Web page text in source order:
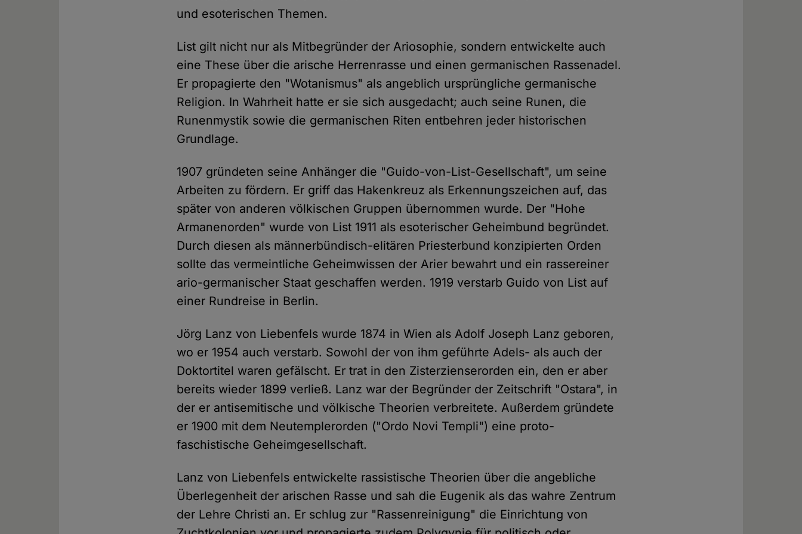
und esoterischen Themen.
List gilt nicht nur als Mitbegründer der Ariosophie, sondern entwickelte auch
eine These über die arische Herrenrasse und einen germanischen Rassenadel.
Er propagierte den "Wotanismus" als angeblich ursprüngliche germanische
Religion. In Wahrheit hatte er sie sich ausgedacht; auch seine Runen, die
Runenmystik sowie die germanischen Riten entbehren jeder historischen
Grundlage.
1907 gründeten seine Anhänger die "Guido-von-List-Gesellschaft", um seine
Arbeiten zu fördern. Er griff das Hakenkreuz als Erkennungszeichen auf, das
später von anderen völkischen Gruppen übernommen wurde. Der "Hohe
Armanenorden" wurde von List 1911 als esoterischer Geheimbund begründet.
Durch diesen als männerbündisch-elitären Priesterbund konzipierten Orden
sollte das vermeintliche Geheimwissen der Arier bewahrt und ein rassereiner
ario-germanischer Staat geschaffen werden. 1919 verstarb Guido von List auf
einer Rundreise in Berlin.
Jörg Lanz von Liebenfels wurde 1874 in Wien als Adolf Joseph Lanz geboren,
wo er 1954 auch verstarb. Sowohl der von ihm geführte Adels- als auch der
Doktortitel waren gefälscht. Er trat in den Zisterzienserorden ein, den er aber
bereits wieder 1899 verließ. Lanz war der Begründer der Zeitschrift "Ostara", in
der er antisemitische und völkische Theorien verbreitete. Außerdem gründete
er 1900 mit dem Neutemplerorden ("Ordo Novi Templi") eine proto-
faschistische Geheimgesellschaft.
Lanz von Liebenfels entwickelte rassistische Theorien über die angebliche
Überlegenheit der arischen Rasse und sah die Eugenik als das wahre Zentrum
der Lehre Christi an. Er schlug zur "Rassenreinigung" die Einrichtung von